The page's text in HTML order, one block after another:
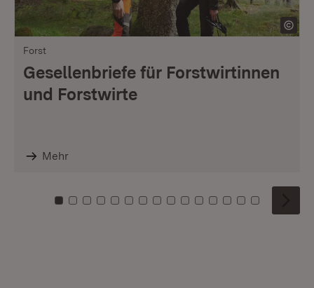
Forst
Gesellenbriefe für Forstwirtinnen
und Forstwirte
Mehr
Zu Kachel: 0
Zu Kachel: 1
Zu Kachel: 2
Zu Kachel: 3
Zu Kachel: 4
Zu Kachel: 5
Zu Kachel: 6
Zu Kachel: 7
Zu Kachel: 8
Zu Kachel: 9
Zu Kachel: 10
Zu Kachel: 11
Zu Kachel: 12
Zu Kachel:
Zu